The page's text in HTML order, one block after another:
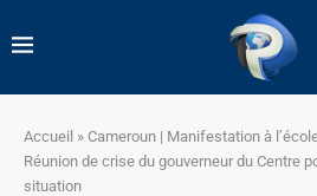
Accueil » Cameroun | Manifestation à
Réunion de crise du gouverneur du Centre
situation